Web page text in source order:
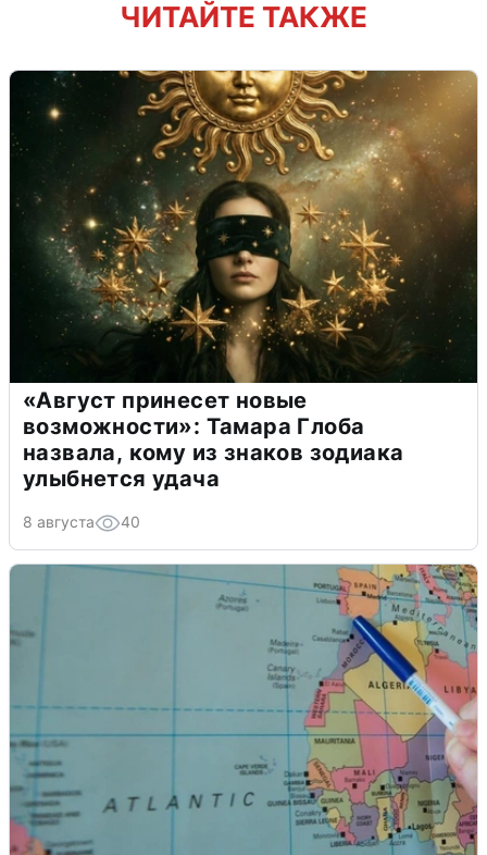
ЧИТАЙТЕ ТАКЖЕ
«Август принесет новые
возможности»: Тамара Глоба
назвала, кому из знаков зодиака
улыбнется удача
8 августа 40